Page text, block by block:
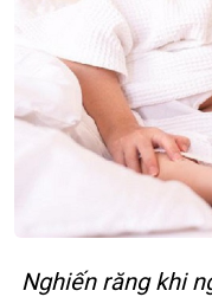
Nghiến răng khi